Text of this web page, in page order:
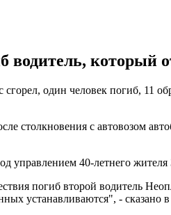
водитель, который
один человек погиб, 11
с автовозом
управлением 40-летнего жителя
погиб второй водитель
устанавливаются", - сказано